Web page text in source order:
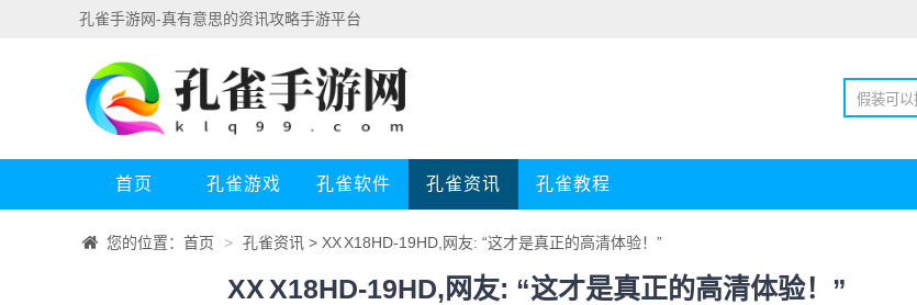
孔雀手游网-真有意思的资讯攻略手游平台
首页 孔雀游戏 孔雀软件 孔雀资讯 孔雀教程
您的位置： 首页 > 孔雀资讯 > XX X18HD-19HD,网友: “这才是真正的高清体验！”
XX X18HD-19HD,网友: “这才是真正的高清体验！”